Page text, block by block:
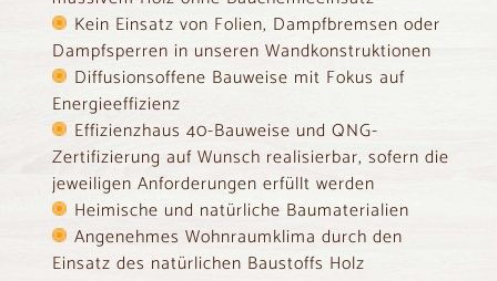
Kein Einsatz von Folien, Dampfbremsen oder
Dampfsperren in unseren Wandkonstruktionen
Diffusionsoffene Bauweise mit Fokus auf
Energieeffizienz
Effizienzhaus 40-Bauweise und QNG-
Zertifizierung auf Wunsch realisierbar, sofern die
jeweiligen Anforderungen erfüllt werden
Heimische und natürliche Baumaterialien
Angenehmes Wohnraumklima durch den
Einsatz des natürlichen Baustoffs Holz